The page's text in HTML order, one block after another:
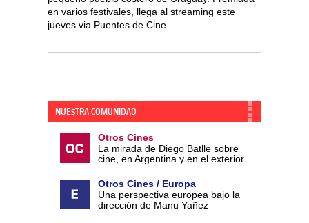
en varios festivales, llega al streaming este
jueves via Puentes de Cine.
NUESTRA COMUNIDAD
Otros Cines
La mirada de Diego Batlle sobre
cine, en Argentina y en el exterior
Otros Cines / Europa
Una perspectiva europea bajo la
dirección de Manu Yañez